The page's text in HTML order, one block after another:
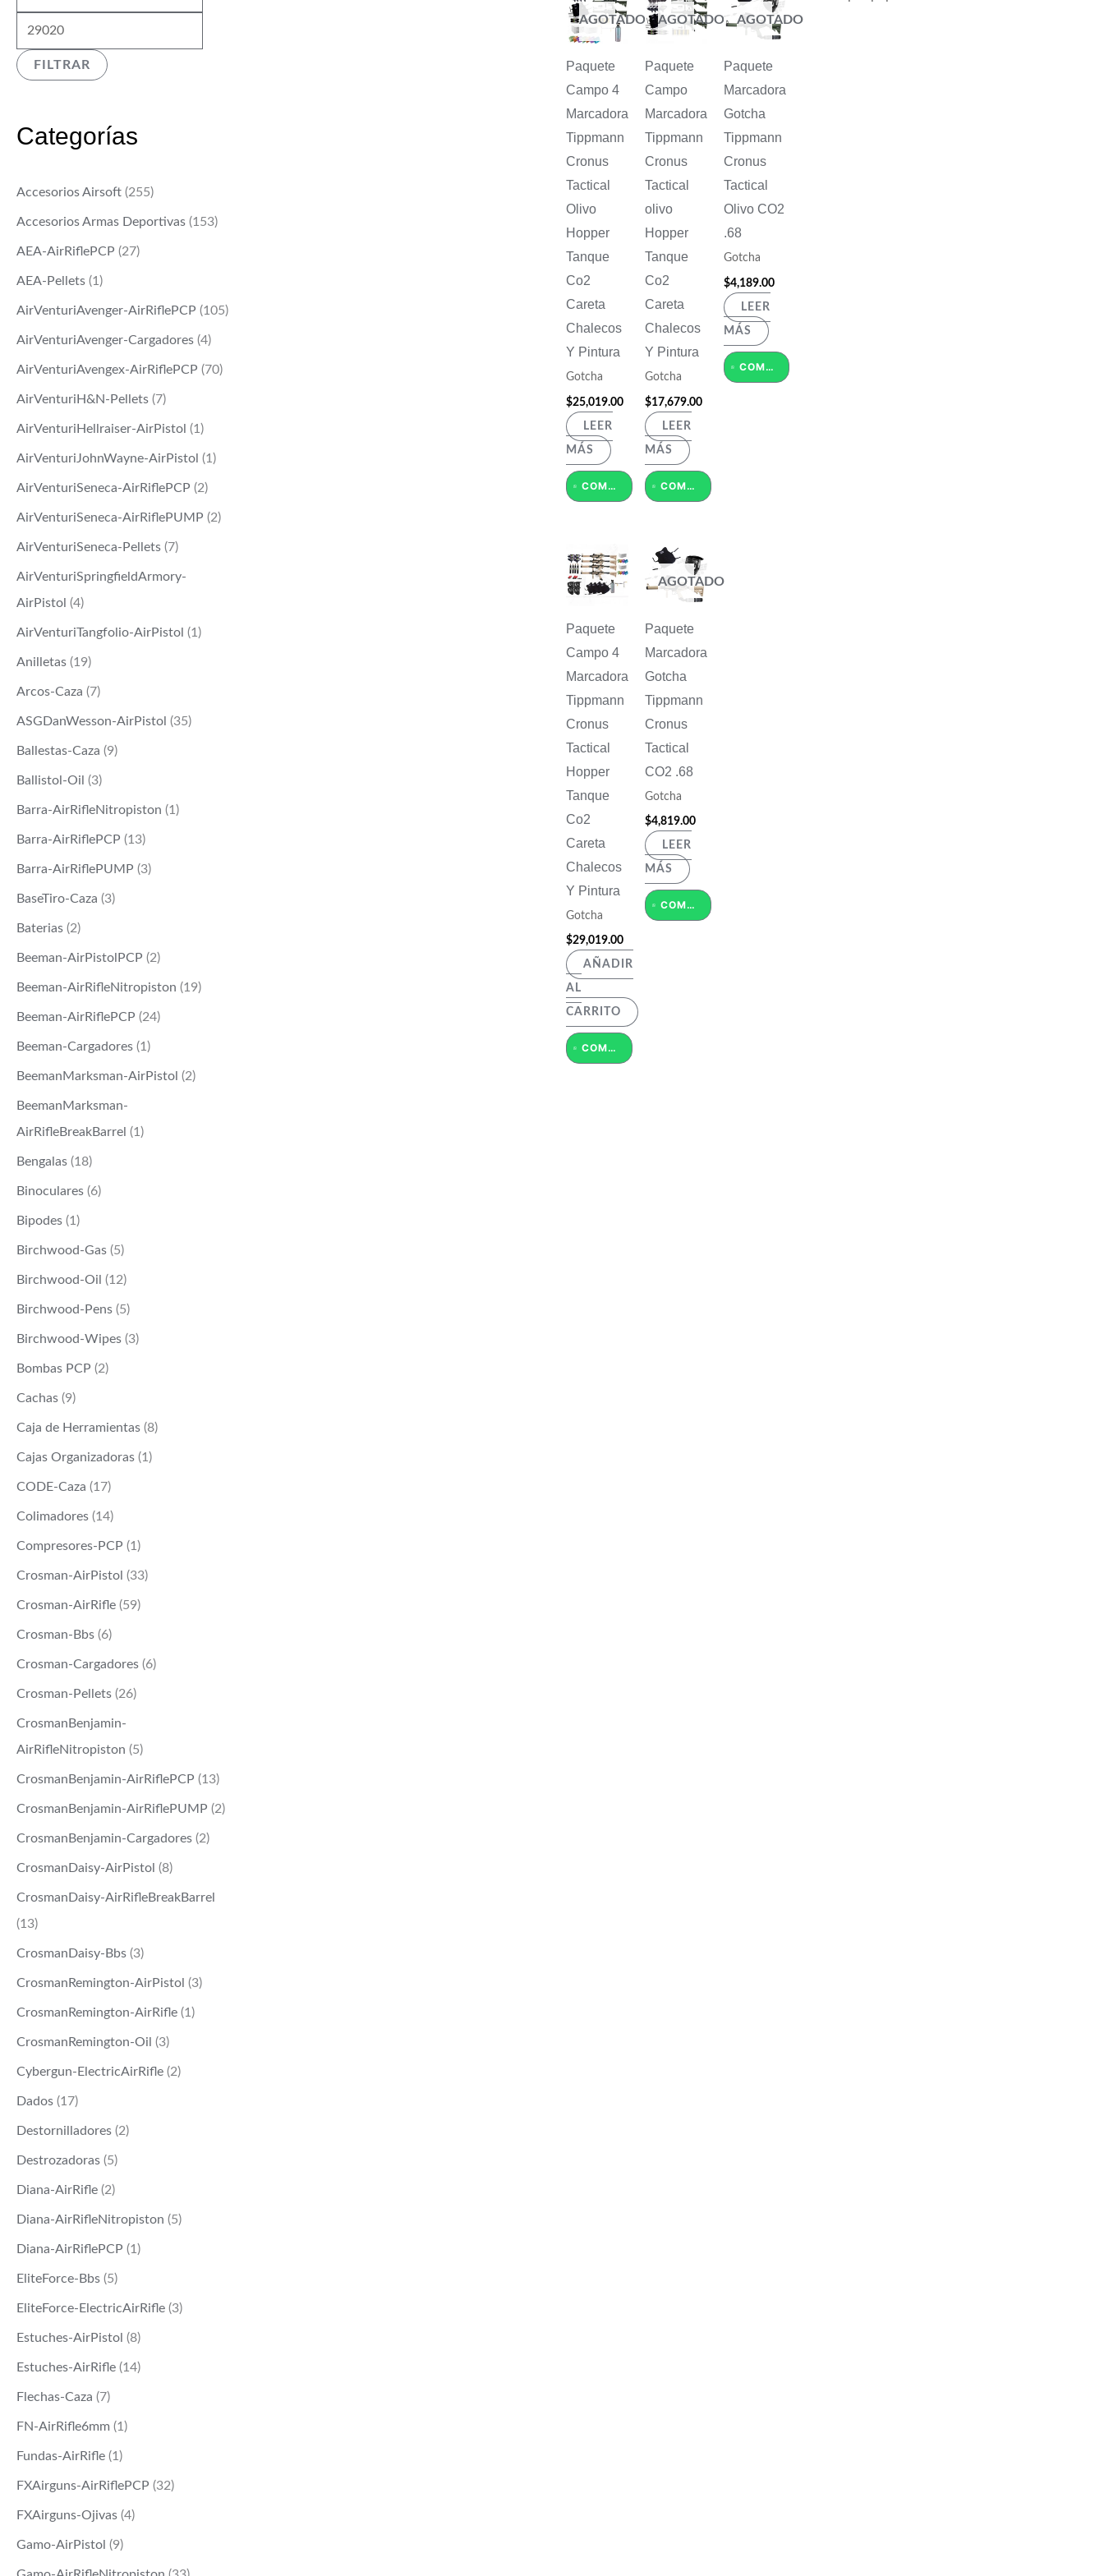
í
i
FILTRAR
Categorías
Accesorios Airsoft (255)
Accesorios Armas Deportivas (153)
AEA-AirRiflePCP (27)
AEA-Pellets (1)
AirVenturiAvenger-AirRiflePCP (105)
AirVenturiAvenger-Cargadores (4)
AirVenturiAvengex-AirRiflePCP (70)
AirVenturiH&N-Pellets (7)
AirVenturiHellraiser-AirPistol (1)
AirVenturiJohnWayne-AirPistol (1)
AirVenturiSeneca-AirRiflePCP (2)
AirVenturiSeneca-AirRiflePUMP (2)
AirVenturiSeneca-Pellets (7)
AirVenturiSpringfieldArmory-
AirPistol (4)
AirVenturiTangfolio-AirPistol (1)
Anilletas (19)
Arcos-Caza (7)
ASGDanWesson-AirPistol (35)
Ballestas-Caza (9)
Ballistol-Oil (3)
Barra-AirRifleNitropiston (1)
Barra-AirRiflePCP (13)
Barra-AirRiflePUMP (3)
BaseTiro-Caza (3)
Baterias (2)
Beeman-AirPistolPCP (2)
Beeman-AirRifleNitropiston (19)
Beeman-AirRiflePCP (24)
Beeman-Cargadores (1)
BeemanMarksman-AirPistol (2)
BeemanMarksman-
AirRifleBreakBarrel (1)
Bengalas (18)
Binoculares (6)
Bipodes (1)
Birchwood-Gas (5)
Birchwood-Oil (12)
Birchwood-Pens (5)
Birchwood-Wipes (3)
Bombas PCP (2)
Cachas (9)
Caja de Herramientas (8)
Cajas Organizadoras (1)
CODE-Caza (17)
Colimadores (14)
Compresores-PCP (1)
Crosman-AirPistol (33)
Crosman-AirRifle (59)
Crosman-Bbs (6)
Crosman-Cargadores (6)
Crosman-Pellets (26)
CrosmanBenjamin-
AirRifleNitropiston (5)
CrosmanBenjamin-AirRiflePCP (13)
CrosmanBenjamin-AirRiflePUMP (2)
CrosmanBenjamin-Cargadores (2)
CrosmanDaisy-AirPistol (8)
CrosmanDaisy-AirRifleBreakBarrel
(13)
CrosmanDaisy-Bbs (3)
CrosmanRemington-AirPistol (3)
CrosmanRemington-AirRifle (1)
CrosmanRemington-Oil (3)
Cybergun-ElectricAirRifle (2)
Dados (17)
Destornilladores (2)
Destrozadoras (5)
Diana-AirRifle (2)
Diana-AirRifleNitropiston (5)
Diana-AirRiflePCP (1)
EliteForce-Bbs (5)
EliteForce-ElectricAirRifle (3)
Estuches-AirPistol (8)
Estuches-AirRifle (14)
Flechas-Caza (7)
FN-AirRifle6mm (1)
Fundas-AirRifle (1)
FXAirguns-AirRiflePCP (32)
FXAirguns-Ojivas (4)
Gamo-AirPistol (9)
AGOTADO
Paquete
Campo 4
Marcadora
Tippmann
Cronus
Tactical
Olivo
Hopper
Tanque
Co2
Careta
Chalecos
Y Pintura
Gotcha
$25,019.00
LEER
MÁS
COMPRAR POR WHATSAPP
AGOTADO
Paquete
Campo
Marcadora
Tippmann
Cronus
Tactical
olivo
Hopper
Tanque
Co2
Careta
Chalecos
Y Pintura
Gotcha
$17,679.00
LEER
MÁS
COMPRAR POR WHATSAPP
AGOTADO
Paquete
Marcadora
Gotcha
Tippmann
Cronus
Tactical
Olivo CO2
.68
Gotcha
$4,189.00
LEER
MÁS
COMPRAR POR WHATSAPP
Paquete
Campo 4
Marcadora
Tippmann
Cronus
Tactical
Hopper
Tanque
Co2
Careta
Chalecos
Y Pintura
Gotcha
$29,019.00
AÑADIR
AL
CARRITO
COMPRAR POR WHATSAPP
AGOTADO
Paquete
Marcadora
Gotcha
Tippmann
Cronus
Tactical
CO2 .68
Gotcha
$4,819.00
LEER
MÁS
COMPRAR POR WHATSAPP